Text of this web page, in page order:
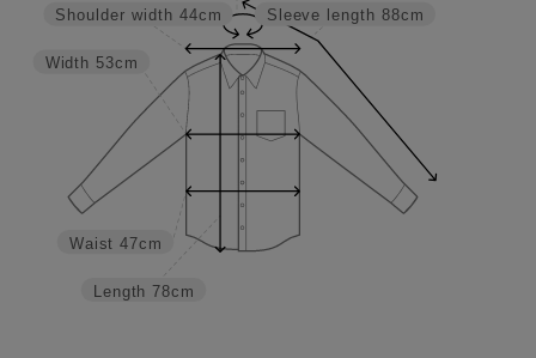
Sleeve length 88cm
Length 78cm
Waist 47cm
Width 53cm
Shoulder width 44cm